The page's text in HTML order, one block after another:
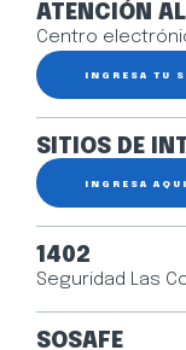
ATENCIÓN
Centro
INGRESA TU
SITIOS DE
INGRESA AQUÍ
1402
Seguridad Las
SOSAFE